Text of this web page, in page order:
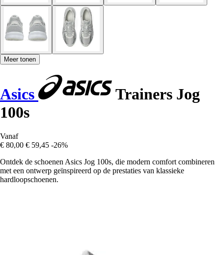
Meer tonen
Asics
Trainers Jog
100s
Vanaf
€ 80,00 € 59,45 -26%
Ontdek de schoenen Asics Jog 100s, die modern comfort combineren
met een ontwerp geïnspireerd op de prestaties van klassieke
hardloopschoenen.